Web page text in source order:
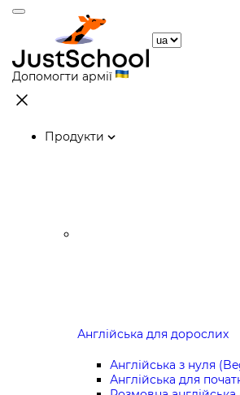
Допомогти армії
Продукти
Англійська для дорослих
Англійська з нуля
Англійська для